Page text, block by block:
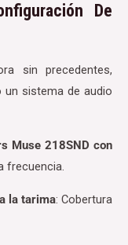
De
sin precedentes,
sistema de audio
Muse 218SND con
frecuencia.
la tarima: Cobertura